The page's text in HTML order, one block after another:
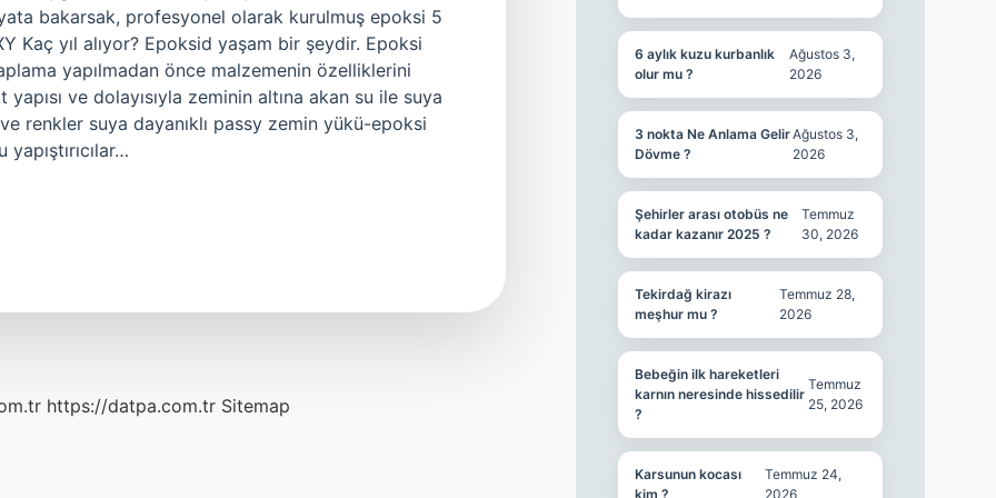
bakarsak, profesyonel olarak kurulmuş epoksi 5
Kaç yıl alıyor? Epoksid yaşam bir şeydir. Epoksi
yapılmadan önce malzemenin özelliklerini
ve dolayısıyla zeminin altına akan su ile suya
renkler suya dayanıklı passy zemin yükü-epoksi
yapıştırıcılar…
https://datpa.com.tr Sitemap
6 aylık kuzu kurbanlık
olur mu ?
Ağustos 3,
2026
3 nokta Ne Anlama Gelir
Dövme ?
Ağustos 3,
2026
Şehirler arası otobüs ne
kadar kazanır 2025 ?
Temmuz
30, 2026
Tekirdağ kirazı
meşhur mu ?
Temmuz 28,
2026
Bebeğin ilk hareketleri
karnın neresinde hissedilir
?
Temmuz
25, 2026
Karsunun kocası
kim ?
Temmuz 24,
2026